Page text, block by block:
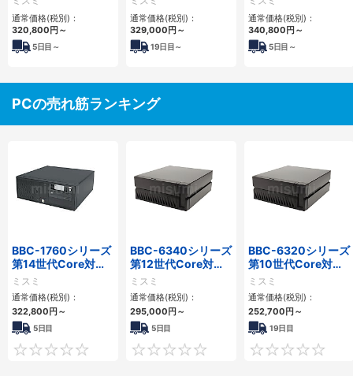
Celeron対応ラック
マウント4PCIe
通常価格(税別)：
320,800円～
5日目～
FAPC4PCI・3PCIe
通常価格(税別)：
329,000円～
19日目～
3PCIe
通常価格(税別)：
340,800円～
5日目～
PCの売れ筋ランキング
BBC-1760シリーズ
第14世代Core対応
小型フロアマウント
3PCIe
ミスミ
通常価格(税別)：
322,800円～
5日目
0
BBC-6340シリーズ
第12世代Core対応
小型フロアマウント
PC2PCI/2PCIe
ミスミ
通常価格(税別)：
295,000円～
5日目
0
BBC-6320シリーズ
第10世代Core対応
小型フロアマウント
FAPC 2PCI・2PCIe
ミスミ
通常価格(税別)：
252,700円～
19日目